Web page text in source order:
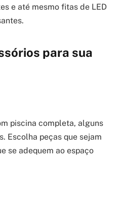
e até mesmo fitas de LED
para sua
piscina completa, alguns
Escolha peças que sejam
se adequem ao espaço